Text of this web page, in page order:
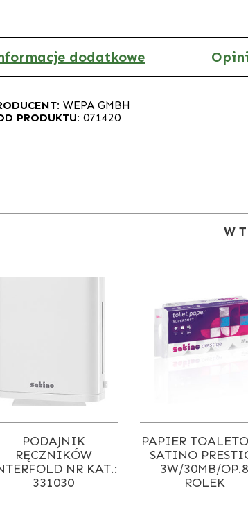
dodatkowe
WEPA GMBH
PRODUKTU: 071420
W
PODAJNIK
RĘCZNIKÓW
NR KAT.:
331030
PAPIER
SATINO
3W/30MB/OP.8
ROLEK